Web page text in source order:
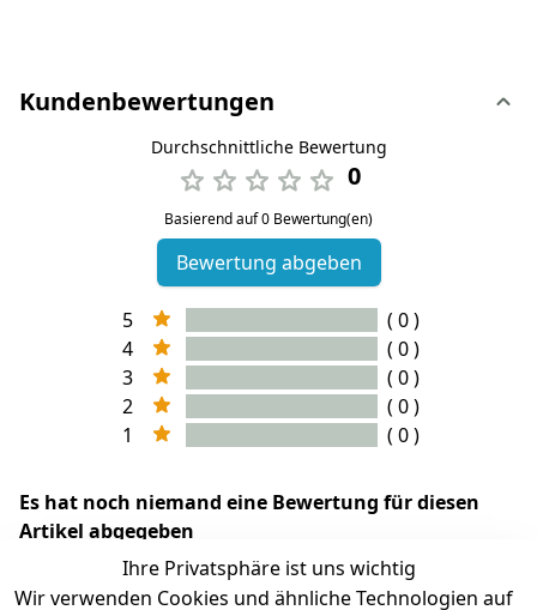
Kundenbewertungen
Durchschnittliche Bewertung
0
Basierend auf 0 Bewertung(en)
Bewertung abgeben
5
( 0 )
4
( 0 )
3
( 0 )
2
( 0 )
1
( 0 )
Es hat noch niemand eine Bewertung für diesen
Artikel abgegeben
Ihre Privatsphäre ist uns wichtig
Wir verwenden Cookies und ähnliche Technologien auf